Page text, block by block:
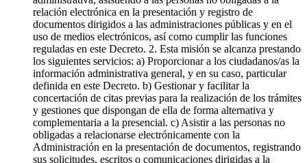
relación electrónica en la presentación y registro de
documentos dirigidos a las administraciones públicas y en el
uso de medios electrónicos, así como cumplir las funciones
reguladas en este Decreto. 2. Esta misión se alcanza prestando
los siguientes servicios: a) Proporcionar a los ciudadanos/as la
información administrativa general, y en su caso, particular
definida en este Decreto. b) Gestionar y facilitar la
concertación de citas previas para la realización de los trámites
y gestiones que dispongan de ella de forma alternativa y
complementaria a la presencial. c) Asistir a las personas no
obligadas a relacionarse electrónicamente con la
Administración en la presentación de documentos, registrando
sus solicitudes, escritos o comunicaciones dirigidas a la